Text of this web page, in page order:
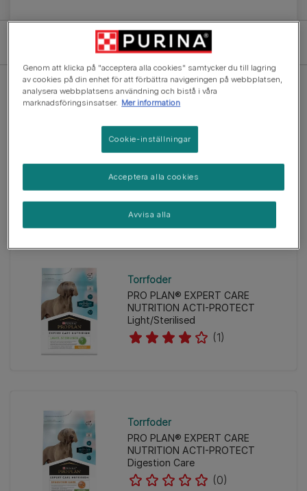
Filter
Torrfoder
PRO PLAN® EXPERT CARE
NUTRITION ACTI-PROTECT Adult
7+
(0)
Torrfoder
PRO PLAN® EXPERT CARE
NUTRITION ACTI-PROTECT
Light/Sterilised
(1)
Torrfoder
PRO PLAN® EXPERT CARE
NUTRITION ACTI-PROTECT
Digestion Care
(0)
Genom att klicka på "acceptera alla cookies" samtycker du till lagring
av cookies på din enhet för att förbättra navigeringen på webbplatsen,
analysera webbplatsens användning och bistå i våra
marknadsföringsinsatser. Mer information
Cookie-inställningar
Avvisa alla
Acceptera alla cookies